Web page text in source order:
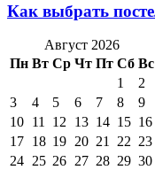
Как выбрать
Август 2026
Пн Вт Ср Чт Пт Сб Вс
1
2
3
4 5 6 7 8
9
10 11 12 13 14 15 16
17 18 19 20 21 22 23
24 25 26 27 28 29 30